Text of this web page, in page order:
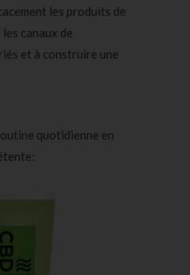
les produits de
canaux de
et à construire une
quotidienne en